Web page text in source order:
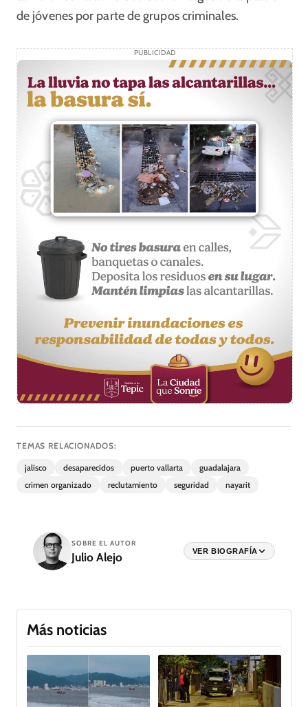
de jóvenes por parte de grupos criminales.
PUBLICIDAD
TEMAS RELACIONADOS:
jalisco desaparecidos puerto vallarta
guadalajara
crimen organizado
reclutamiento seguridad nayarit
SOBRE EL AUTOR
Julio Alejo VER BIOGRAFÍA
Más noticias